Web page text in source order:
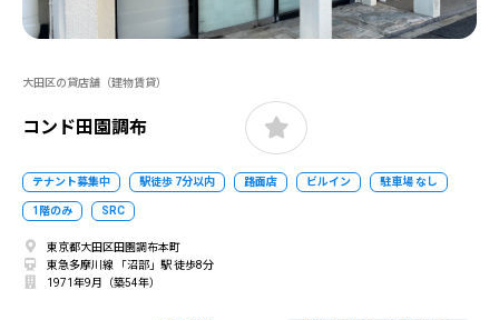
大田区の貸店舗（建物賃貸）
コンド田園調布
テナント募集中 駅徒歩 7分以内 路面店 ビルイン 駐車場 なし
1階のみ SRC
東京都大田区田園調布本町
東急多摩川線 「沼部」駅 徒歩8分
1971年9月（築54年）